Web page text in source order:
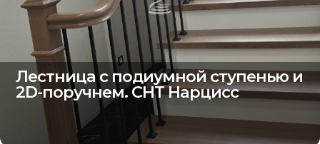
Лестница с подиумной ступенью и
2D-поручнем. СНТ Нарцисс